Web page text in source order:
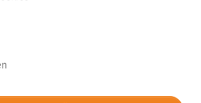
2026
ABLEHNEN